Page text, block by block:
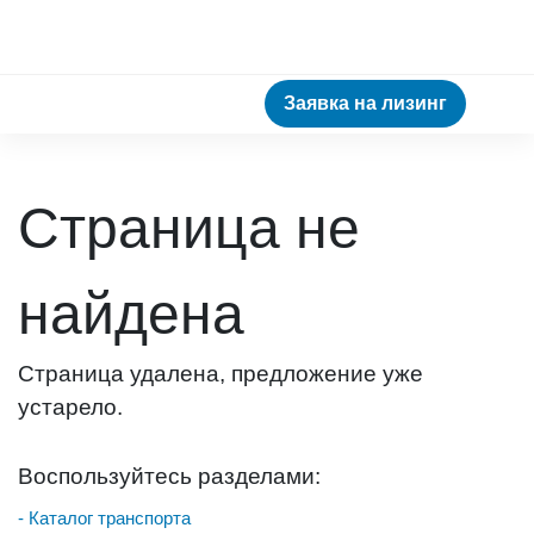
Заявка на лизинг
Страница не
найдена
Страница удалена, предложение уже
устарело.
Воспользуйтесь разделами:
- Каталог транспорта